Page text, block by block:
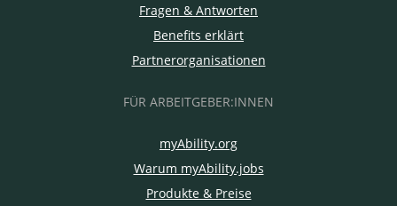
Fragen & Antworten
Benefits erklärt
Partnerorganisationen
FÜR ARBEITGEBER:INNEN
myAbility.org
Warum myAbility.jobs
Produkte & Preise